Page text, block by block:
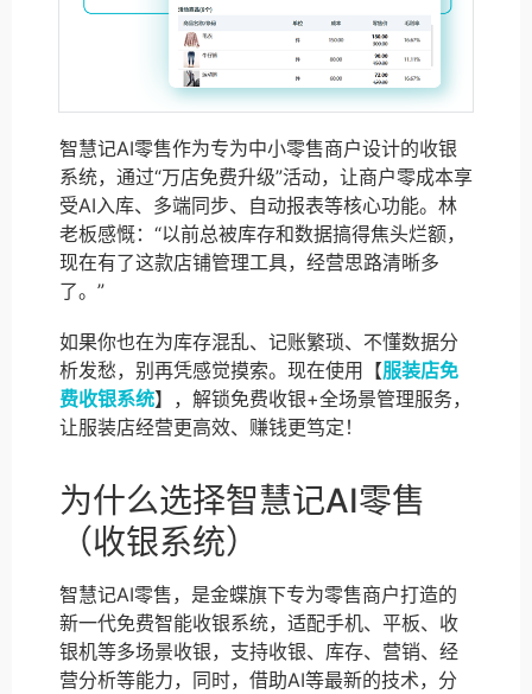
智慧记AI零售作为专为中小零售商户设计的收银
系统，通过“万店免费升级”活动，让商户零成本享
受AI入库、多端同步、自动报表等核心功能。林
老板感慨：“以前总被库存和数据搞得焦头烂额，
现在有了这款店铺管理工具，经营思路清晰多
了。”
如果你也在为库存混乱、记账繁琐、不懂数据分
析发愁，别再凭感觉摸索。现在使用【服装店免
费收银系统】，解锁免费收银+全场景管理服务，
让服装店经营更高效、赚钱更笃定！
为什么选择智慧记AI零售
（收银系统）
智慧记AI零售，是金蝶旗下专为零售商户打造的
新一代免费智能收银系统，适配手机、平板、收
银机等多场景收银，支持收银、库存、营销、经
营分析等能力，同时，借助AI等最新的技术，分